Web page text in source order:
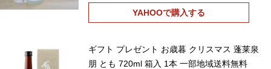
YAHOOで購入する
ギフト プレゼント お歳暮 クリスマス 蓬莱泉
朋 とも 720ml 箱入 1本 一部地域送料無料